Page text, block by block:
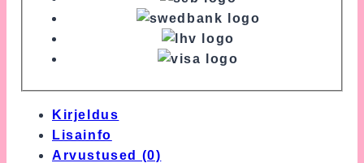
Kirjeldus
Lisainfo
Arvustused (0)